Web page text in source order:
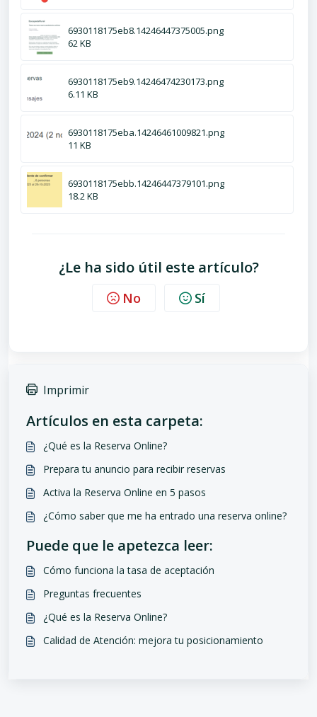
6930118175eb8.14246447375005.png
62 KB
6930118175eb9.14246474230173.png
6.11 KB
6930118175eba.14246461009821.png
11 KB
6930118175ebb.14246447379101.png
18.2 KB
¿Le ha sido útil este artículo?
No Sí
Imprimir
Artículos en esta carpeta:
¿Qué es la Reserva Online?
Prepara tu anuncio para recibir reservas
Activa la Reserva Online en 5 pasos
¿Cómo saber que me ha entrado una reserva online?
Puede que le apetezca leer:
Cómo funciona la tasa de aceptación
Preguntas frecuentes
¿Qué es la Reserva Online?
Calidad de Atención: mejora tu posicionamiento